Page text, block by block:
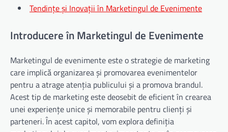
Tendințe și Inovații în Marketingul de Evenimente
Introducere în Marketingul de Evenimente
Marketingul de evenimente este o strategie de marketing
care implică organizarea și promovarea evenimentelor
pentru a atrage atenția publicului și a promova brandul.
Acest tip de marketing este deosebit de eficient în crearea
unei experiențe unice și memorabile pentru clienți și
parteneri. În acest capitol, vom explora definiția